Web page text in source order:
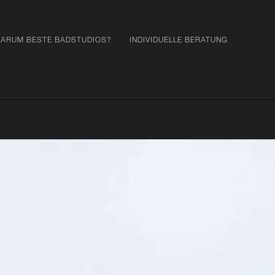
BESTE BADSTUDIOS? INDIVIDUELLE BERATUNG